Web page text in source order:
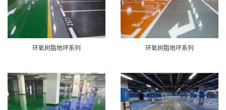
环氧树脂地坪系列 环氧树脂地坪系列